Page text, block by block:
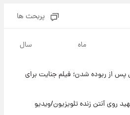
پربحث ها
ماه سال
از ربوده شدن؛ فیلم جنایت برای
روی آنتن زنده تلویزیون/ویدیو